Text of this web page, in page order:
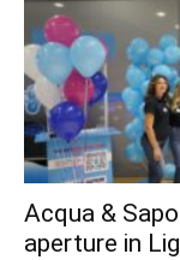
Acqua &
aperture in